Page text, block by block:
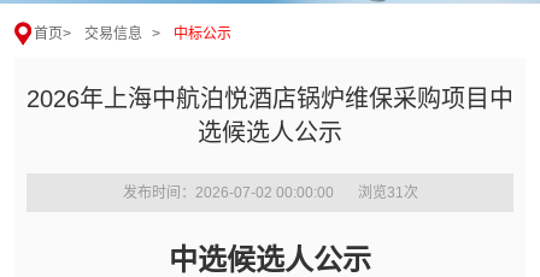
首页> 交易信息 > 中标公示
2026年上海中航泊悦酒店锅炉维保采购项目中
选候选人公示
发布时间：2026-07-02 00:00:00 浏览31 次
中选候选人公示